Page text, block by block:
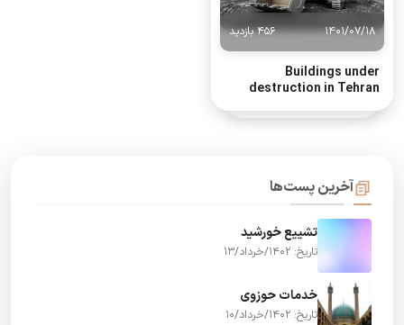
1401/07/18 456 بازدید
Buildings under
destruction in Tehran
آخرین پست‌ها
تشییع خورشید
تاریخ: 1402/خرداد/13
خدمات حوزوی
تاریخ: 1402/خرداد/10